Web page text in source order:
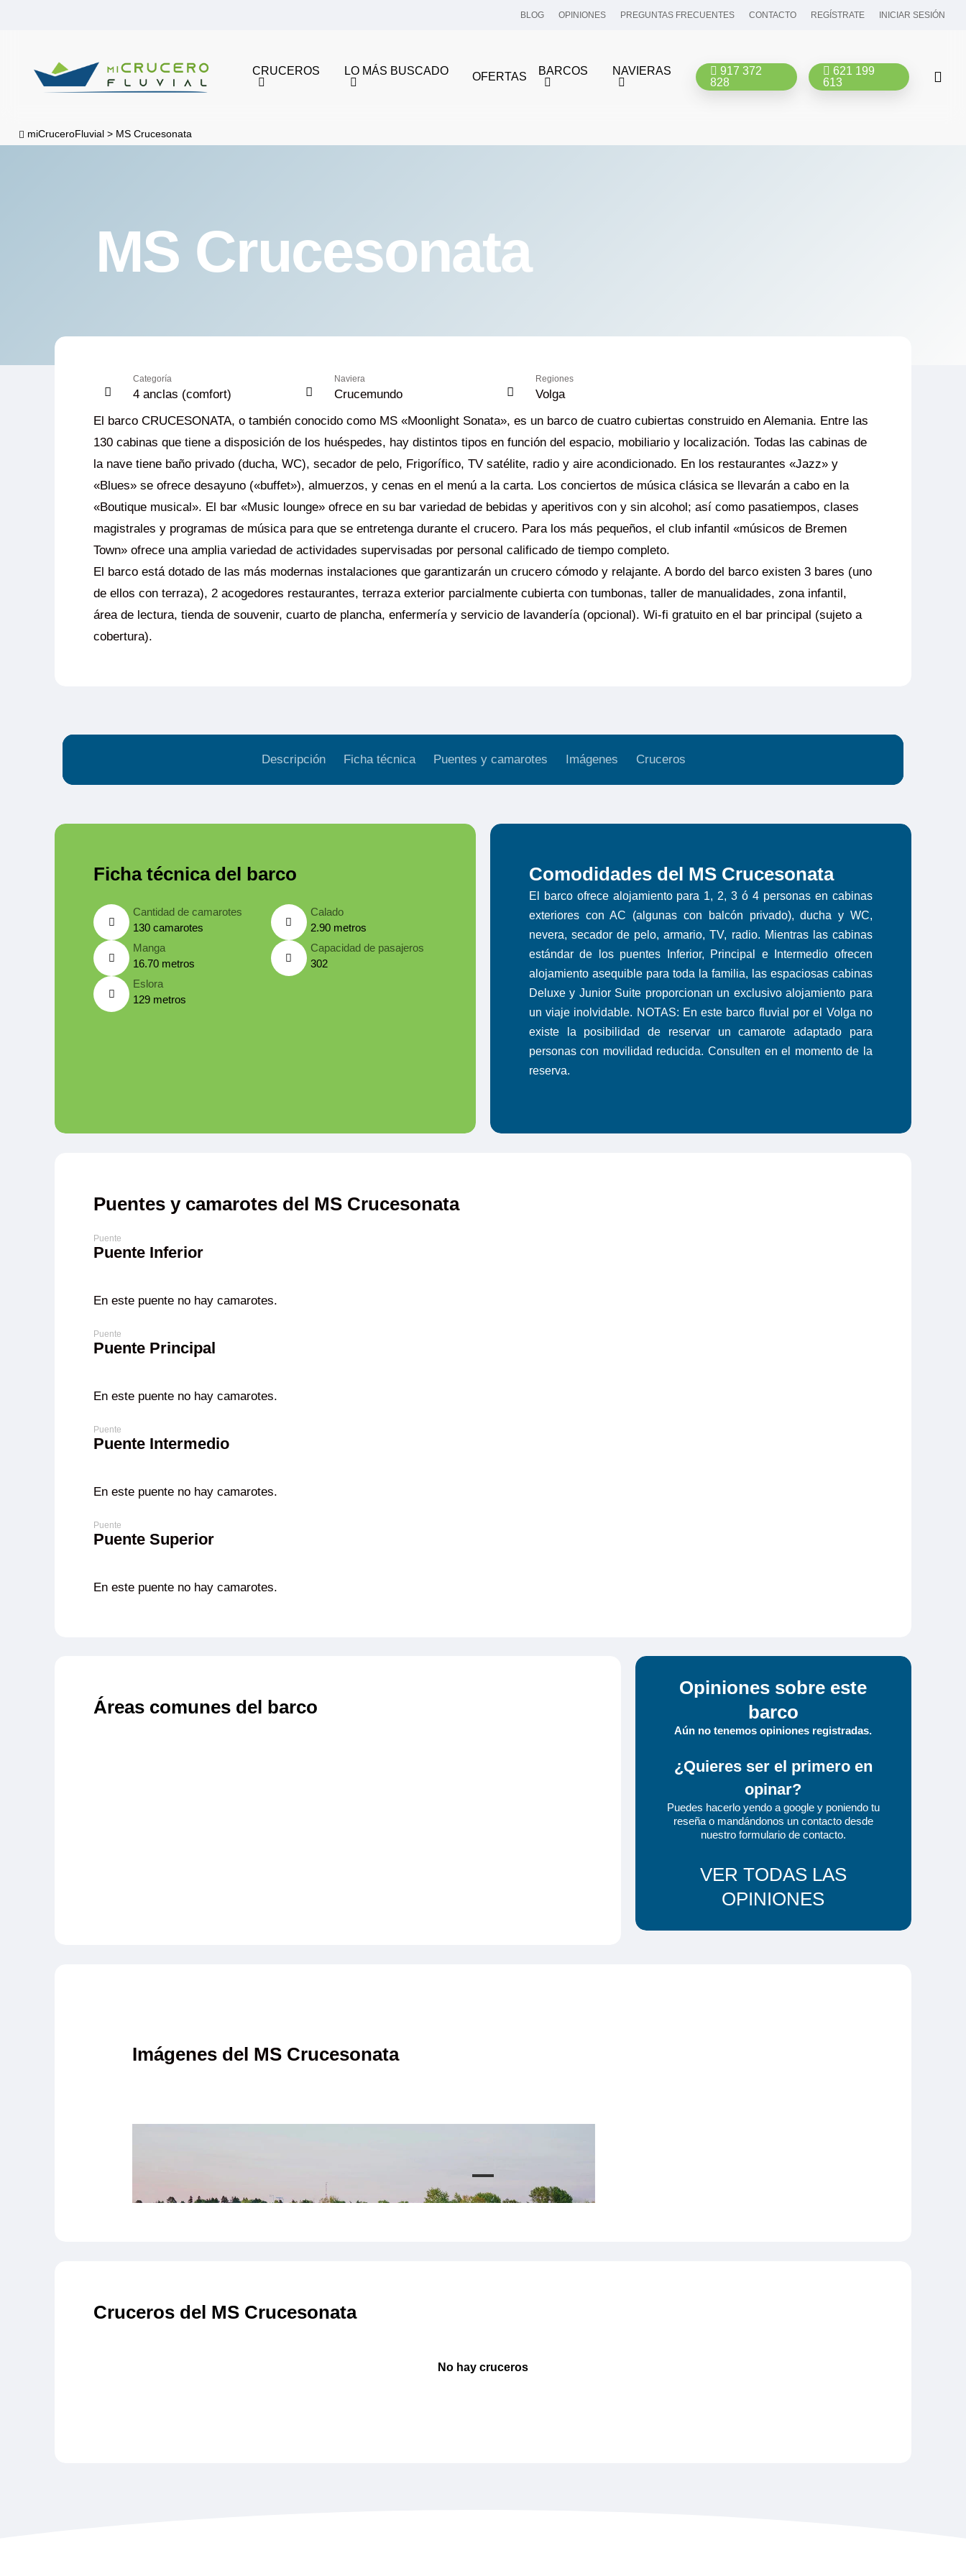
content
BLOG OPINIONES PREGUNTAS FRECUENTES CONTACTO REGÍSTRATE INICIAR SESIÓN
CRUCEROS LO MÁS BUSCADO OFERTAS BARCOS NAVIERAS
917 372
828
621 199
613
miCruceroFluvial > MS Crucesonata
MS Crucesonata
Categoría
4 anclas (comfort)
Naviera
Crucemundo
Regiones
Volga
El barco CRUCESONATA, o también conocido como MS «Moonlight Sonata», es un barco de cuatro cubiertas construido en Alemania. Entre las
130 cabinas que tiene a disposición de los huéspedes, hay distintos tipos en función del espacio, mobiliario y localización. Todas las cabinas de
la nave tiene baño privado (ducha, WC), secador de pelo, Frigorífico, TV satélite, radio y aire acondicionado. En los restaurantes «Jazz» y
«Blues» se ofrece desayuno («buffet»), almuerzos, y cenas en el menú a la carta. Los conciertos de música clásica se llevarán a cabo en la
«Boutique musical». El bar «Music lounge» ofrece en su bar variedad de bebidas y aperitivos con y sin alcohol; así como pasatiempos, clases
magistrales y programas de música para que se entretenga durante el crucero. Para los más pequeños, el club infantil «músicos de Bremen
Town» ofrece una amplia variedad de actividades supervisadas por personal calificado de tiempo completo.
El barco está dotado de las más modernas instalaciones que garantizarán un crucero cómodo y relajante. A bordo del barco existen 3 bares (uno
de ellos con terraza), 2 acogedores restaurantes, terraza exterior parcialmente cubierta con tumbonas, taller de manualidades, zona infantil,
área de lectura, tienda de souvenir, cuarto de plancha, enfermería y servicio de lavandería (opcional). Wi-fi gratuito en el bar principal (sujeto a
cobertura).
Descripción Ficha técnica Puentes y camarotes Imágenes Cruceros
Ficha técnica del barco
Cantidad de camarotes
130 camarotes
Manga
16.70 metros
Eslora
129 metros
Calado
2.90 metros
Capacidad de pasajeros
302
Comodidades del MS Crucesonata
El barco ofrece alojamiento para 1, 2, 3 ó 4 personas en cabinas
exteriores con AC (algunas con balcón privado), ducha y WC,
nevera, secador de pelo, armario, TV, radio. Mientras las cabinas
estándar de los puentes Inferior, Principal e Intermedio ofrecen
alojamiento asequible para toda la familia, las espaciosas cabinas
Deluxe y Junior Suite proporcionan un exclusivo alojamiento para
un viaje inolvidable. NOTAS: En este barco fluvial por el Volga no
existe la posibilidad de reservar un camarote adaptado para
personas con movilidad reducida. Consulten en el momento de la
reserva.
Puentes y camarotes del MS Crucesonata
Puente Inferior
En este puente no hay camarotes.
Puente Principal
En este puente no hay camarotes.
Puente Intermedio
En este puente no hay camarotes.
Puente Superior
En este puente no hay camarotes.
Áreas comunes del barco
Opiniones sobre este
barco
Aún no tenemos opiniones registradas.
¿Quieres ser el primero en
opinar?
Puedes hacerlo yendo a google y poniendo tu
reseña o mandándonos un contacto desde
nuestro formulario de contacto.
VER TODAS LAS
OPINIONES
Imágenes del MS Crucesonata
Cruceros del MS Crucesonata
No hay cruceros